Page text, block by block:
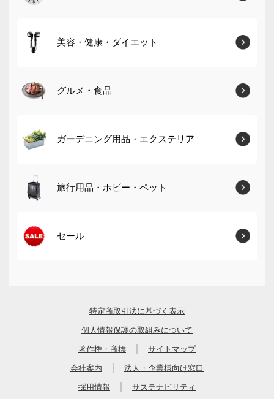
美容・健康・ダイエット
グルメ・食品
ガーデニング用品・エクステリア
旅行用品・ホビー・ペット
セール
特定商取引法に基づく表示
個人情報保護の取組みについて
著作権・商標 サイトマップ
会社案内 法人・企業様向け窓口
採用情報 サステナビリティ